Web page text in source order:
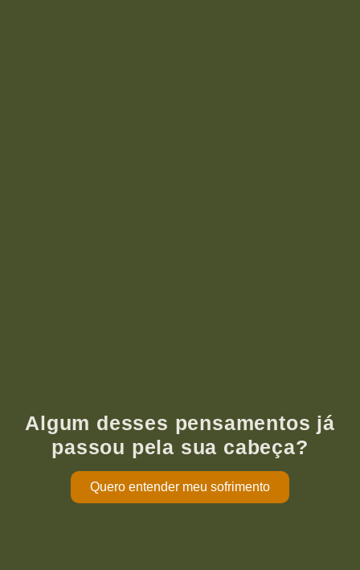
Algum desses pensamentos já
passou pela sua cabeça?
Quero entender meu sofrimento